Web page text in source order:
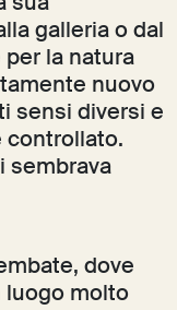
sua
galleria o dal
per la natura
nuovo
sensi diversi e
controllato.
sembrava
dove
luogo molto